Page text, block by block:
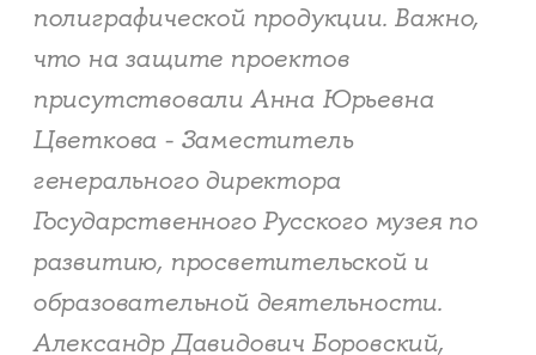
полиграфической продукции. Важно,
что на защите проектов
присутствовали Анна Юрьевна
Цветкова - Заместитель
генерального директора
Государственного Русского музея по
развитию, просветительской и
образовательной деятельности.
Александр Давидович Боровский,